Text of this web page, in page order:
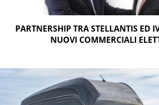
PARTNERSHIP TRA STELLANTIS ED
NUOVI COMMERCIALI